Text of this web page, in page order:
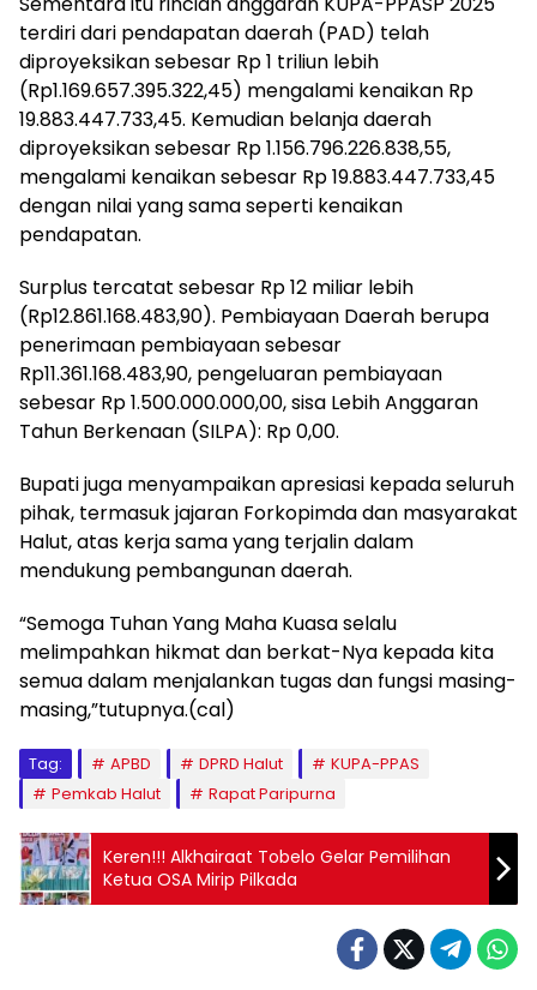
terdiri dari pendapatan daerah (PAD) telah
diproyeksikan sebesar Rp 1 triliun lebih
(Rp1.169.657.395.322,45) mengalami kenaikan Rp
19.883.447.733,45. Kemudian belanja daerah
diproyeksikan sebesar Rp 1.156.796.226.838,55,
mengalami kenaikan sebesar Rp 19.883.447.733,45
dengan nilai yang sama seperti kenaikan
pendapatan.
Surplus tercatat sebesar Rp 12 miliar lebih
(Rp12.861.168.483,90). Pembiayaan Daerah berupa
penerimaan pembiayaan sebesar
Rp11.361.168.483,90, pengeluaran pembiayaan
sebesar Rp 1.500.000.000,00, sisa Lebih Anggaran
Tahun Berkenaan (SILPA): Rp 0,00.
Bupati juga menyampaikan apresiasi kepada seluruh
pihak, termasuk jajaran Forkopimda dan masyarakat
Halut, atas kerja sama yang terjalin dalam
mendukung pembangunan daerah.
“Semoga Tuhan Yang Maha Kuasa selalu
melimpahkan hikmat dan berkat-Nya kepada kita
semua dalam menjalankan tugas dan fungsi masing-
masing,”tutupnya.(cal)
Tag: APBD DPRD Halut
KUPA-PPAS
Pemkab Halut
Rapat Paripurna
Keren!!! Alkhairaat Tobelo Gelar Pemilihan
Ketua OSA Mirip Pilkada